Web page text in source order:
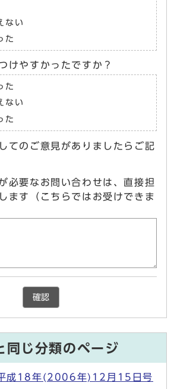
ない
た
けやすかったですか？
た
ない
た
てのご意見がありましたらご記
必要なお問い合わせは、直接担
ます（こちらではお受けできま
確認
同じ分類のページ
成18年(2006年)12月15日号